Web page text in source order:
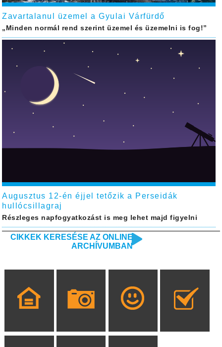
Zavartalanul üzemel a Gyulai Várfürdő
„Minden normál rend szerint üzemel és üzemelni is fog!”
Augusztus 12-én éjjel tetőzik a Perseidák
hullócsillagraj
Részleges napfogyatkozást is meg lehet majd figyelni
CIKKEK KERESÉSE AZ ONLINE
ARCHÍVUMBAN